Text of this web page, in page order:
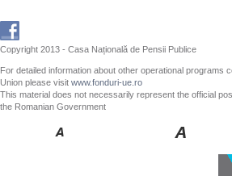
Copyright 2013 - Casa Națională de Pensii Publice
For detailed information about other operational programs
Union please visit www.fonduri-ue.ro
This material does not necessarily represent the official
the Romanian Government